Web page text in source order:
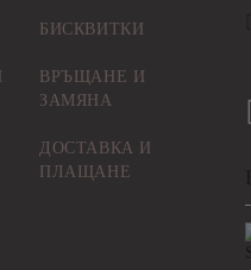
БИСКВИТКИ
ВРЪЩАНЕ И
ЗАМЯНА
ДОСТАВКА И
ПЛАЩАНЕ